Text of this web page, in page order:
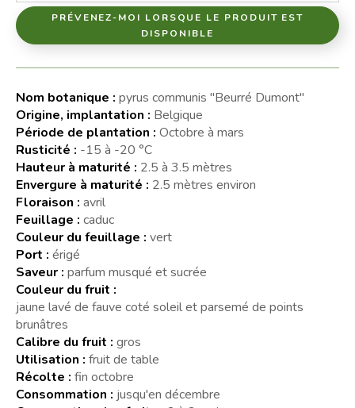
PRÉVENEZ-MOI LORSQUE LE PRODUIT EST
DISPONIBLE
Nom botanique : pyrus communis "Beurré Dumont"
Origine, implantation : Belgique
Période de plantation : Octobre à mars
Rusticité : -15 à -20 °C
Hauteur à maturité : 2.5 à 3.5 mètres
Envergure à maturité : 2.5 mètres environ
Floraison : avril
Feuillage : caduc
Couleur du feuillage : vert
Port : érigé
Saveur : parfum musqué et sucrée
Couleur du fruit :
jaune lavé de fauve coté soleil et parsemé de points
brunâtres
Calibre du fruit : gros
Utilisation : fruit de table
Récolte : fin octobre
Consommation : jusqu'en décembre